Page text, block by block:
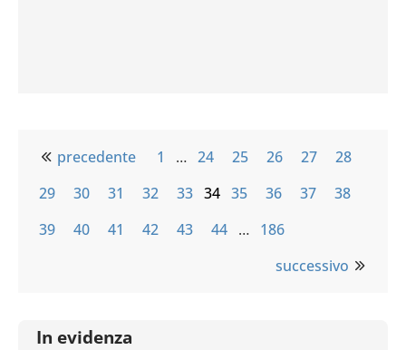
precedente 1 … 24 25 26 27
28
29
30 31 32 33 34 35 36 37
38
39
40 41 42 43 44 … 186
successivo
In evidenza